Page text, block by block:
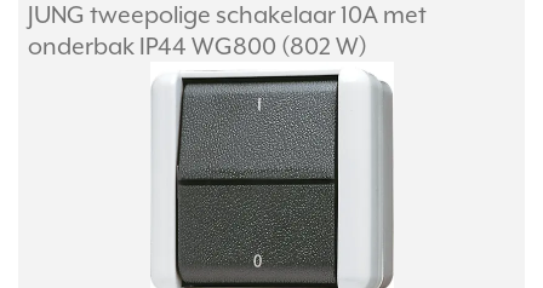
JUNG tweepolige schakelaar 10A met
onderbak IP44 WG800 (802 W)